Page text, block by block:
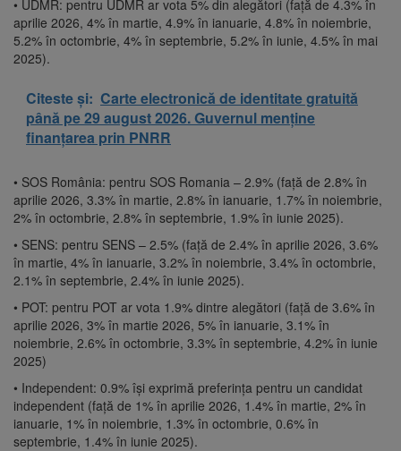
• UDMR: pentru UDMR ar vota 5% din alegători (față de 4.3% în
aprilie 2026, 4% în martie, 4.9% în ianuarie, 4.8% în noiembrie,
5.2% în octombrie, 4% în septembrie, 5.2% în iunie, 4.5% în mai
2025).
Citeste și: Carte electronică de identitate gratuită
până pe 29 august 2026. Guvernul menține
finanțarea prin PNRR
• SOS România: pentru SOS Romania – 2.9% (față de 2.8% în
aprilie 2026, 3.3% în martie, 2.8% în ianuarie, 1.7% în noiembrie,
2% în octombrie, 2.8% în septembrie, 1.9% în iunie 2025).
• SENS: pentru SENS – 2.5% (față de 2.4% în aprilie 2026, 3.6%
în martie, 4% în ianuarie, 3.2% în noiembrie, 3.4% în octombrie,
2.1% în septembrie, 2.4% în iunie 2025).
• POT: pentru POT ar vota 1.9% dintre alegători (față de 3.6% în
aprilie 2026, 3% în martie 2026, 5% în ianuarie, 3.1% în
noiembrie, 2.6% în octombrie, 3.3% în septembrie, 4.2% în iunie
2025)
• Independent: 0.9% își exprimă preferința pentru un candidat
independent (față de 1% în aprilie 2026, 1.4% în martie, 2% în
ianuarie, 1% în noiembrie, 1.3% în octombrie, 0.6% în
septembrie, 1.4% în iunie 2025).